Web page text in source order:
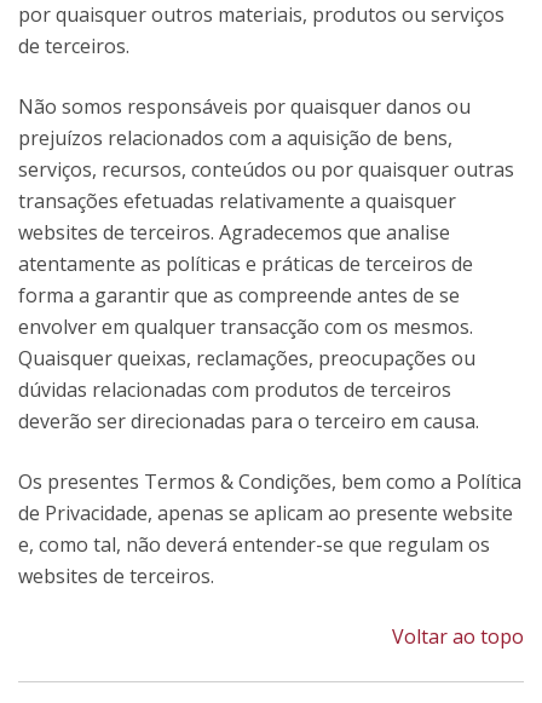
por quaisquer outros materiais, produtos ou serviços
de terceiros.
Não somos responsáveis por quaisquer danos ou
prejuízos relacionados com a aquisição de bens,
serviços, recursos, conteúdos ou por quaisquer outras
transações efetuadas relativamente a quaisquer
websites de terceiros. Agradecemos que analise
atentamente as políticas e práticas de terceiros de
forma a garantir que as compreende antes de se
envolver em qualquer transacção com os mesmos.
Quaisquer queixas, reclamações, preocupações ou
dúvidas relacionadas com produtos de terceiros
deverão ser direcionadas para o terceiro em causa.
Os presentes Termos & Condições, bem como a Política
de Privacidade, apenas se aplicam ao presente website
e, como tal, não deverá entender-se que regulam os
websites de terceiros.
Voltar ao topo